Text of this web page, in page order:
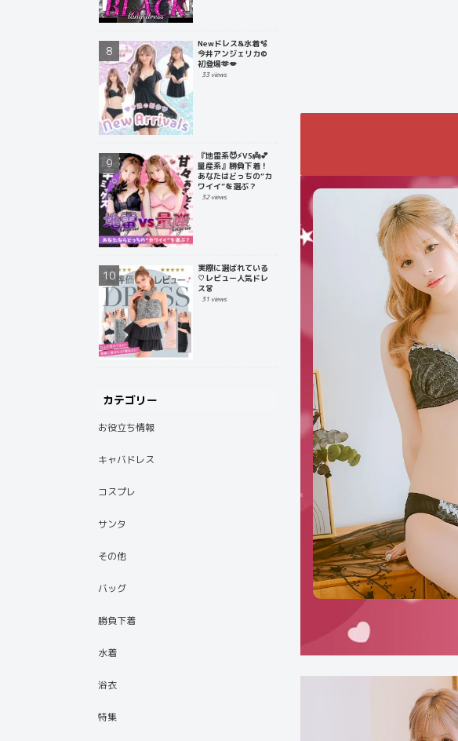
Newドレス&水着🫧
今井アンジェリカ©
初登場🫶💋
33 views
『地雷系😈⚡️VS👼💕
量産系』勝負下着！
あなたはどっちの“カ
ワイイ”を選ぶ？
32 views
実際に選ばれている
♡レビュー人気ドレ
ス👗
31 views
カテゴリー
お役立ち情報
キャバドレス
コスプレ
サンタ
その他
バッグ
勝負下着
水着
浴衣
特集